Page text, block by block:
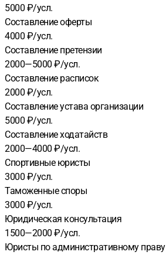
5000 ₽/усл.
Составление оферты
4000 ₽/усл.
Составление претензии
2000—5000 ₽/усл.
Составление расписок
2000 ₽/усл.
Составление устава организации
5000 ₽/усл.
Составление ходатайств
2000—4000 ₽/усл.
Спортивные юристы
3000 ₽/усл.
Таможенные споры
3000 ₽/усл.
Юридическая консультация
1500—2000 ₽/усл.
Юристы по административному праву